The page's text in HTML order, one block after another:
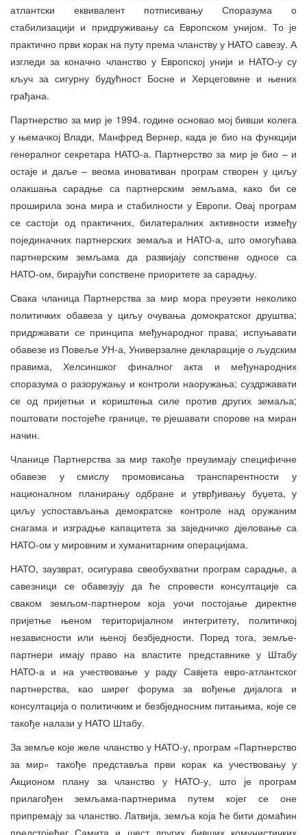
атлантски еквивалент потписивању Споразума о
стабилизацији и придруживању са Европском унијом. То је
практично први корак на путу према чланству у НАТО савезу. А
изгледи за коначно чланство у Европској унији и НАТО-у су
кључ за сигурну будућност Босне и Херцеговине и њених
грађана.
Партнерство за мир је 1994. године основао мој бивши колега
у њемачкој Влади, Манфред Вернер, када је био на функцији
генералног секретара НАТО-а. Партнерство за мир је био – и
остаје и даље – веома иновативан програм створен у циљу
олакшања сарадње са партнерским земљама, како би се
проширила зона мира и стабилности у Европи. Овај програм
се састоји од практичних, билатералних активности између
појединачних партнерских земаља и НАТО-а, што омогућава
партнерским земљама да развијају сопствене односе са
НАТО-ом, бирајући сопствене приоритете за сарадњу.
Свака чланица Партнерства за мир мора преузети неколико
политичких обавеза у циљу очувања домократског друштва;
придржавати се принципа међународног права; испуњавати
обавезе из Повеље УН-а, Универзалне декларације о људским
правима, Хелсиншког финалног акта и међународних
споразума о разоружању и контроли наоружања; суздржавати
се од пријетњи и кориштења силе против других земаља;
поштовати постојеће границе, те рјешавати спорове на миран
начин.
Чланице Партнерства за мир такође преузимају специфичне
обавезе у смислу промовисања транспарентности у
националном планирању одбране и утврђивању буџета, у
циљу успостављања демократске контроле над оружаним
снагама и изградње капацитета за заједничко дјеловање са
НАТО-ом у мировним и хуманитарним операцијама.
НАТО, заузврат, осигурава свеобухватни програм сарадње, а
савезници се обавезују да ће спровести консултације са
сваком земљом-партнером која уочи постојање директне
пријетње њеном територијалном интегритету, политичкој
независности или њеној безбједности. Поред тога, земље-
партнери имају право на властите представнике у Штабу
НАТО-а и на учествовање у раду Савјета евро-атлантског
партнерства, као ширег форума за вођење дијалога и
консултација о политичким и безбједносним питањима, које се
такође налази у НАТО Штабу.
За земље које желе чланство у НАТО-у, програм «Партнерство
за мир» такође представља први корак ка учествовању у
Акционом плану за чланство у НАТО-у, што је програм
прилагођен земљама-партнерима путем којег се оне
припремају за чланство. Латвија, земља која ће бити домаћин
предстојећег Самита и шест других бивших комунистичких